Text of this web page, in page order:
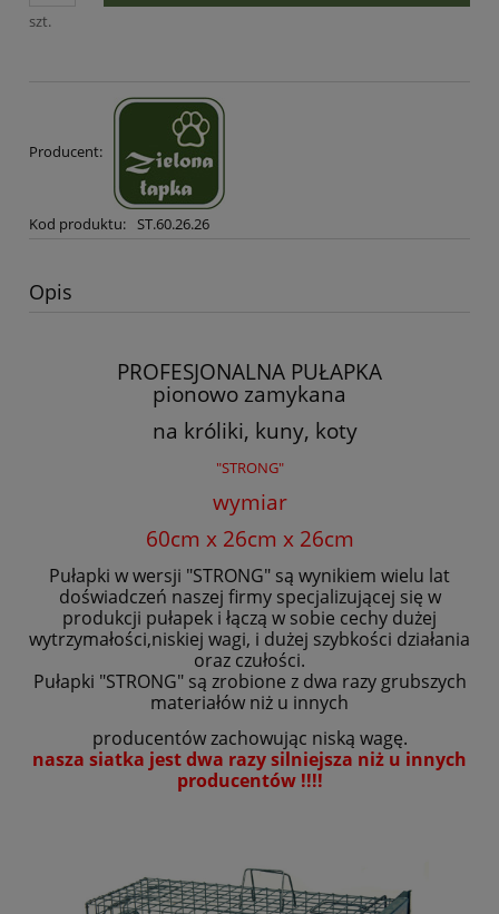
szt.
Producent:
Kod produktu: ST.60.26.26
Opis
PROFESJONALNA PUŁAPKA
pionowo zamykana
na króliki, kuny, koty
"STRONG"
wymiar
60cm x 26cm x 26cm
Pułapki w wersji "STRONG" są wynikiem wielu lat
doświadczeń naszej firmy specjalizującej się w
produkcji pułapek i łączą w sobie cechy dużej
wytrzymałości,niskiej wagi, i dużej szybkości działania
oraz czułości.
Pułapki "STRONG" są zrobione z dwa razy grubszych
materiałów niż u innych
producentów zachowując niską wagę.
nasza siatka jest dwa razy silniejsza niż u innych
producentów !!!!